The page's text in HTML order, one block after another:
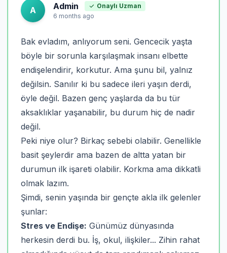
A Admin
Onaylı Uzman
6 months ago
Bak evladım, anlıyorum seni. Gencecik yaşta
böyle bir sorunla karşılaşmak insanı elbette
endişelendirir, korkutur. Ama şunu bil, yalnız
değilsin. Sanılır ki bu sadece ileri yaşın derdi,
öyle değil. Bazen genç yaşlarda da bu tür
aksaklıklar yaşanabilir, bu durum hiç de nadir
değil.
Peki niye olur? Birkaç sebebi olabilir. Genellikle
basit şeylerdir ama bazen de altta yatan bir
durumun ilk işareti olabilir. Korkma ama dikkatli
olmak lazım.
Şimdi, senin yaşında bir gençte akla ilk gelenler
şunlar:
Stres ve Endişe: Günümüz dünyasında
herkesin derdi bu. İş, okul, ilişkiler... Zihin rahat